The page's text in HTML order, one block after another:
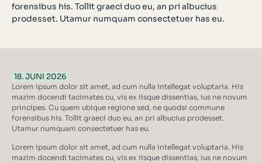
forensibus his. Tollit graeci duo eu, an pri albucius
prodesset. Utamur numquam consectetuer has eu.
18. JUNI 2026
Lorem ipsum dolor sit amet, ad cum nulla intellegat voluptaria. His
mazim docendi tacimates cu, vis ex iisque dissentias, ius ne novum
principes. Cu quem ubique regione sed, ne quodsi commune
forensibus his. Tollit graeci duo eu, an pri albucius prodesset.
Utamur numquam consectetuer has eu.
Lorem ipsum dolor sit amet, ad cum nulla intellegat voluptaria. His
mazim docendi tacimates cu, vis ex iisque dissentias, ius ne novum